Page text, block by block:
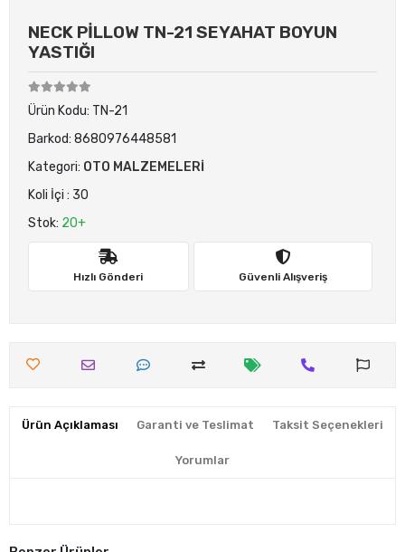
NECK PİLLOW TN-21 SEYAHAT BOYUN
YASTIĞI
Ürün Kodu: TN-21
Barkod: 8680976448581
Kategori: OTO MALZEMELERİ
Koli İçi : 30
Stok: 20+
Hızlı Gönderi Güvenli Alışveriş
Ürün Açıklaması Garanti ve Teslimat Taksit Seçenekleri
Yorumlar